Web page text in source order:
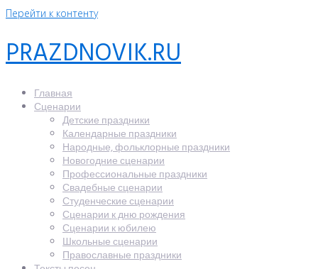
Перейти к контенту
PRAZDNOVIK.RU
Главная
Сценарии
Детские праздники
Календарные праздники
Народные, фольклорные праздники
Новогодние сценарии
Профессиональные праздники
Свадебные сценарии
Студенческие сценарии
Сценарии к дню рождения
Сценарии к юбилею
Школьные сценарии
Православные праздники